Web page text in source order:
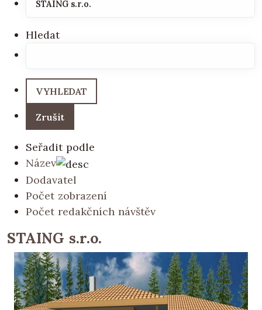
Hledat
Seřadit podle
Název
Dodavatel
Počet zobrazení
Počet redakčních návštěv
STAING s.r.o.